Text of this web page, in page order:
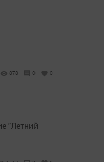
878 0 0
"Летний